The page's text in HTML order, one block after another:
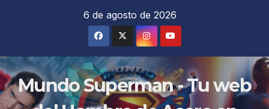
6 de agosto de 2026
Mundo Superman - Tu web